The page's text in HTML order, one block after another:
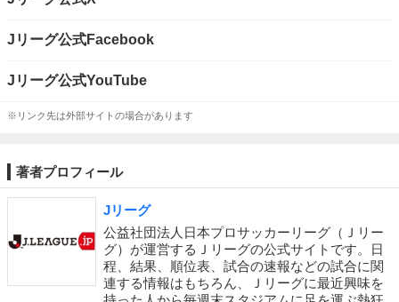
Jリーグ公式Facebook
Jリーグ公式YouTube
※リンク先は外部サイトの場合があります
著者プロフィール
Jリーグ
公益社団法人日本プロサッカーリーグ（Ｊリー
グ）が運営するＪリーグの公式サイトです。日
程、結果、順位表、試合の速報などの試合に関
連する情報はもちろん、Ｊリーグに最近興味を